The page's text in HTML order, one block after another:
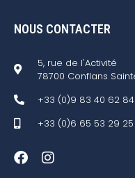
NOUS CONTACTER
5, rue de l'Activité
78700 Conflans
+33 (0)9 83 40 62 84
+33 (0)6 65 53 29 25